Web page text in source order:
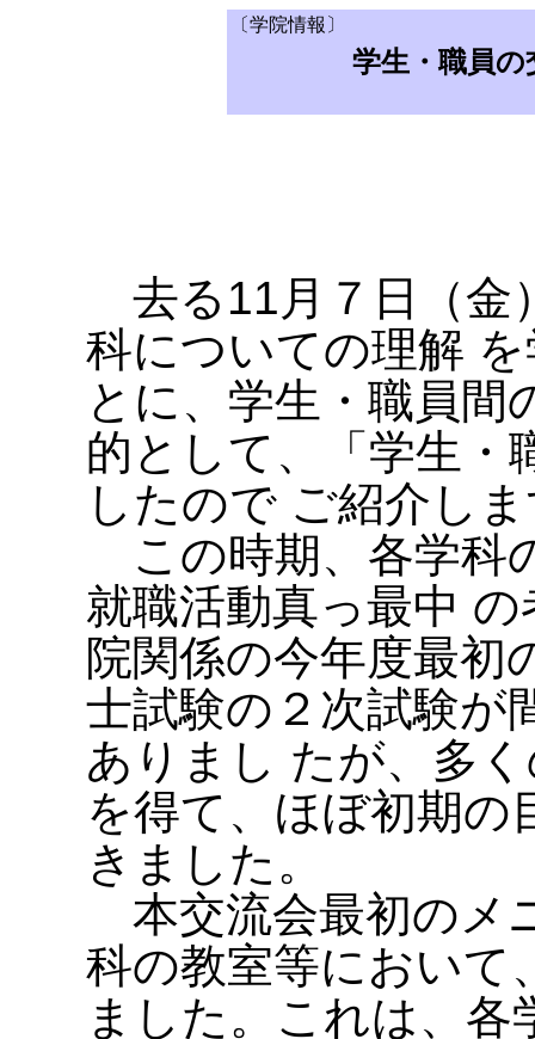
〔学院情報〕
学生・職員
去る11月７日（金
科についての理解
とに、学生・職員間
的として、「学生・
したので ご紹介し
この時期、各学科
就職活動真っ最中
院関係の今年度最初
士試験の２次試験が
ありまし たが、多
を得て、ほぼ初期の
きました。
本交流会最初のメ
科の教室等において
ました。これは、各